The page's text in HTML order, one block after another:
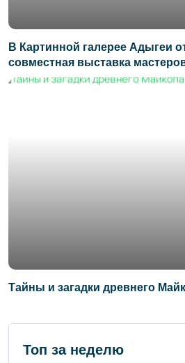
В Картинной галерее Адыгеи
совместная выставка
Тайны и загадки древнего
Топ за неделю